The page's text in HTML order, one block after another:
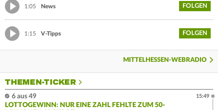
1:05 News FOLGEN
1:15 V-Tipps FOLGEN
MITTELHESSEN-WEBRADIO
THEMEN-TICKER
6 aus 49
LOTTOGEWINN: NUR EINE ZAHL FEHLTE ZUM 50-
15:49